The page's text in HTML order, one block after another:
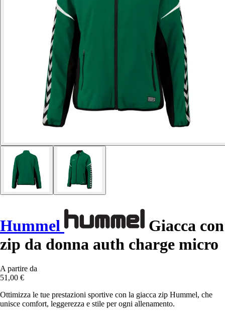
Hummel
Giacca con
zip da donna auth charge micro
A partire da
51,00 €
Ottimizza le tue prestazioni sportive con la giacca zip Hummel, che
unisce comfort, leggerezza e stile per ogni allenamento.